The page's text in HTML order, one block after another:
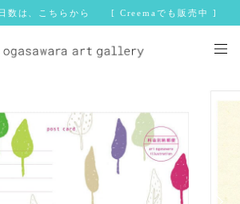
日数は、こちらから [ Creemaでも販売中 ]